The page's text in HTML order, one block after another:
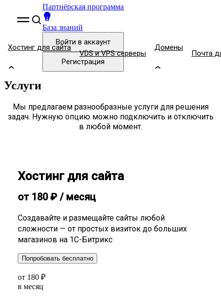
Партнёрская программа
База знаний
Войти в аккаунт
Регистрация
Хостинг для сайта
VDS и VPS серверы
Домены
Почта
Услуги
Мы предлагаем разнообразные услуги для решения
задач. Нужную опцию можно подключить и отключить
в любой момент.
Хостинг для сайта
от 180₽ / месяц
Создавайте и размещайте сайты любой
сложности — от простых визиток до больших
магазинов на 1С-Битрикс
Попробовать бесплатно
от 180 ₽
в месяц